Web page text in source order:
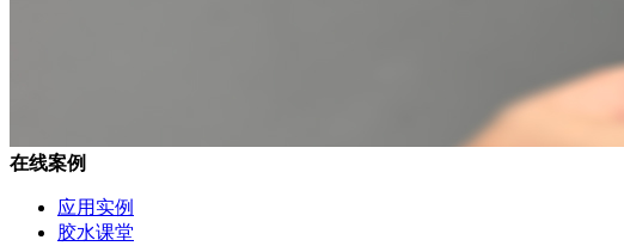
在线案例
应用实例
胶水课堂